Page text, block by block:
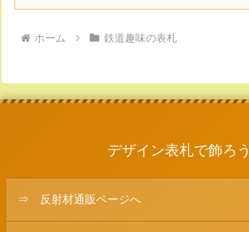
ホーム 鉄道趣味の表札
デザイン表札で飾ろう
⇒ 反射材通販ページへ